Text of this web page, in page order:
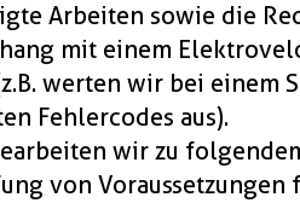
Arbeiten sowie die
mit einem
werten wir bei einem
Fehlercodes aus).
wir zu
von